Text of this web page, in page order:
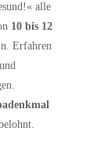
alle
10 bis 12
Erfahren